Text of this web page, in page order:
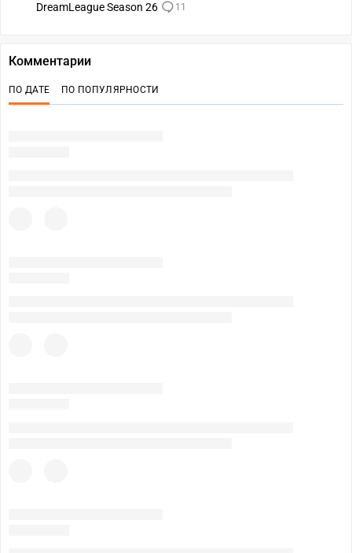
DreamLeague Season 26
11
Комментарии
ПО ДАТЕ ПО ПОПУЛЯРНОСТИ